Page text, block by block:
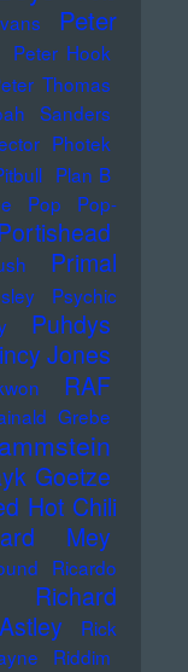
Peter
Peter Hook
Thomas
Sanders
Photek
Plan B
Pop
Pop-
Primal
Psychic
Puhdys
Jones
RAF
Grebe
Goetze
Hot Chili
Mey
Ricardo
Richard
Rick
Riddim